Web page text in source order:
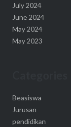
July 2024
June 2024
May 2024
May 2023
Beasiswa
Jurusan
pendidikan